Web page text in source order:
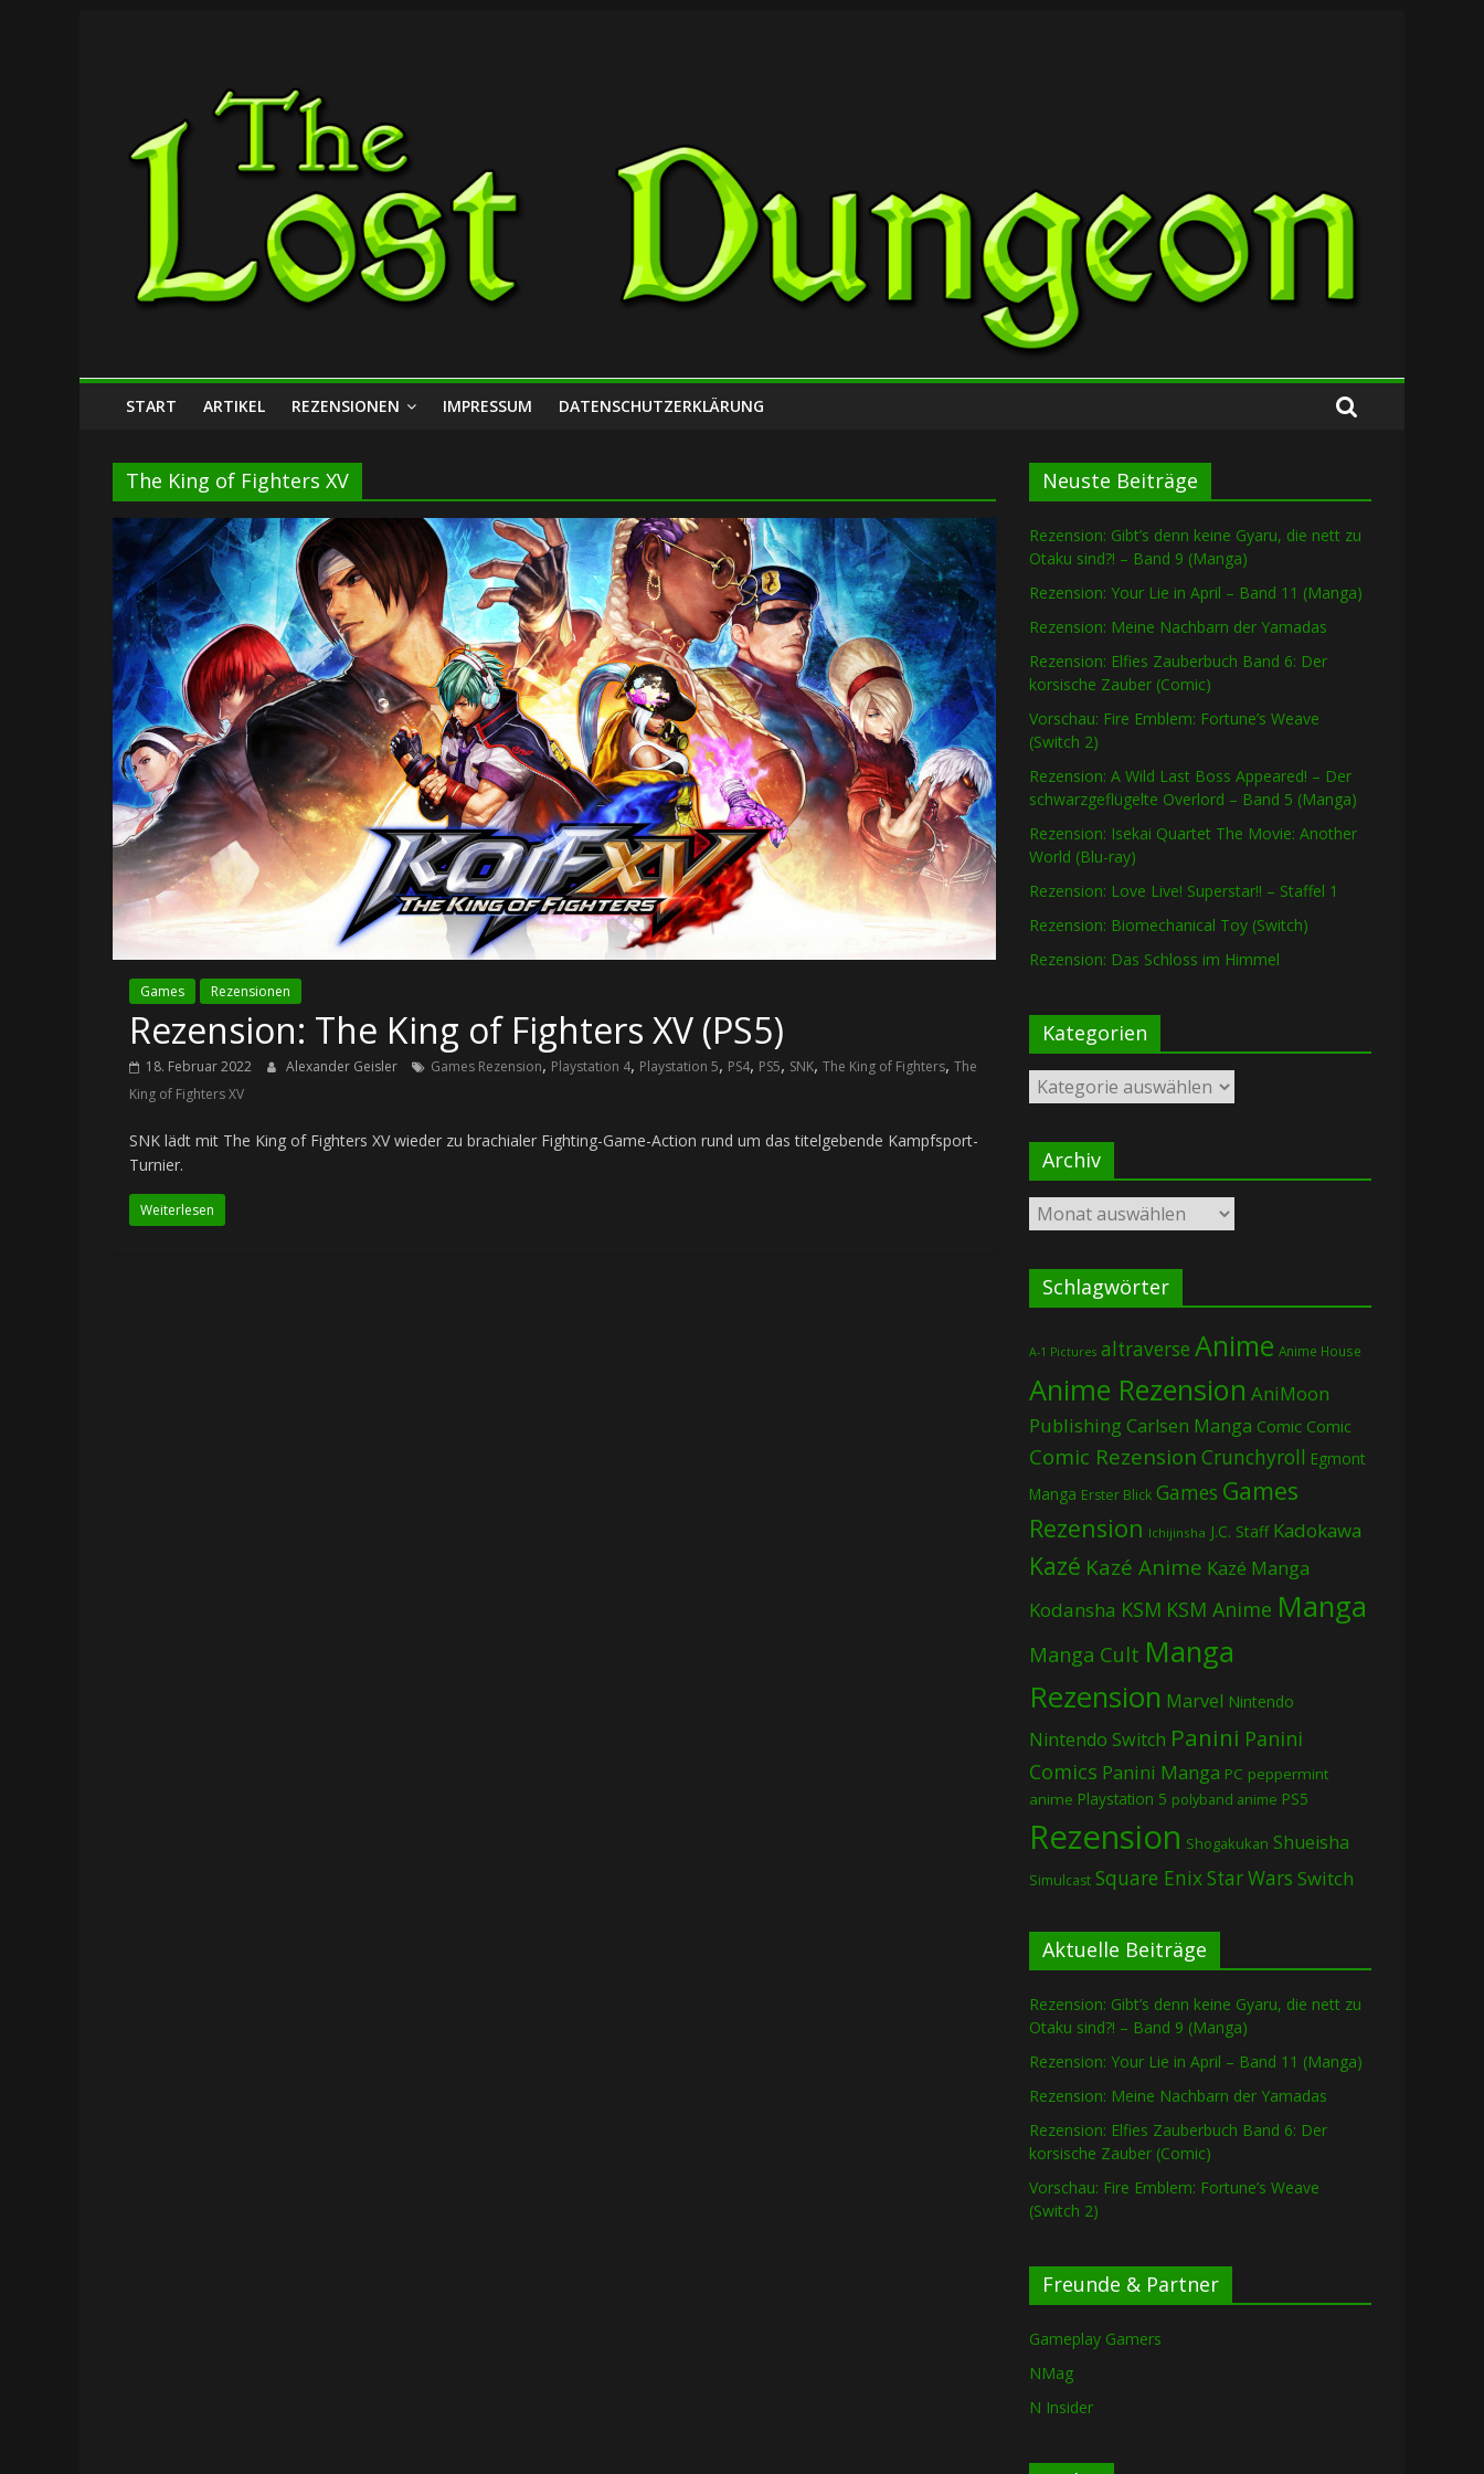
Lost
Dungeon
START ARTIKEL REZENSIONEN IMPRESSUM DATENSCHUTZERKLÄRUNG
The King of Fighters XV
Games Rezensionen
Rezension: The King of Fighters XV (PS5)
18. Februar 2022 Alexander Geisler Games Rezension, Playstation 4, Playstation 5, PS4, PS5, SNK, The King of Fighters, The
King of Fighters XV
SNK lädt mit The King of Fighters XV wieder zu brachialer Fighting-Game-Action rund um das titelgebende Kampfsport-
Turnier.
Weiterlesen
Neuste Beiträge
Rezension: Gibt’s denn keine Gyaru, die nett zu
Otaku sind?! – Band 9 (Manga)
Rezension: Your Lie in April – Band 11 (Manga)
Rezension: Meine Nachbarn der Yamadas
Rezension: Elfies Zauberbuch Band 6: Der
korsische Zauber (Comic)
Vorschau: Fire Emblem: Fortune’s Weave
(Switch 2)
Rezension: A Wild Last Boss Appeared! – Der
schwarzgeflügelte Overlord – Band 5 (Manga)
Rezension: Isekai Quartet The Movie: Another
World (Blu-ray)
Rezension: Love Live! Superstar!! – Staffel 1
Rezension: Biomechanical Toy (Switch)
Rezension: Das Schloss im Himmel
Kategorien
Kategorien
Archiv
Archiv
Schlagwörter
A-1 Pictures altraverse Anime Anime House
Anime Rezension AniMoon
PublishingCarlsen Manga Comic Comic
Comic Rezension Crunchyroll Egmont
Manga Erster Blick Games Games
Rezension Ichijinsha J.C. Staff Kadokawa
Kazé Kazé Anime Kazé Manga
Kodansha KSM KSM Anime Manga
Manga Cult Manga
Rezension Marvel Nintendo
Nintendo Switch Panini Panini
Comics Panini Manga PC peppermint
anime Playstation 5 polyband anime PS5
Rezension Shogakukan Shueisha
Simulcast Square EnixStar Wars Switch
Aktuelle Beiträge
Rezension: Gibt’s denn keine Gyaru, die nett zu
Otaku sind?! – Band 9 (Manga)
Rezension: Your Lie in April – Band 11 (Manga)
Rezension: Meine Nachbarn der Yamadas
Rezension: Elfies Zauberbuch Band 6: Der
korsische Zauber (Comic)
Vorschau: Fire Emblem: Fortune’s Weave
(Switch 2)
Freunde & Partner
Gameplay Gamers
NMag
N Insider